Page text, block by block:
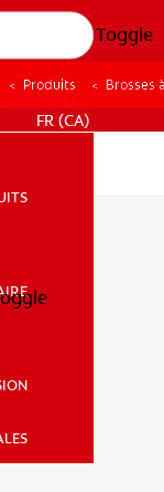
Toggle
BUCCO-DENTAIRE
FR (CA)
Produits Brosses